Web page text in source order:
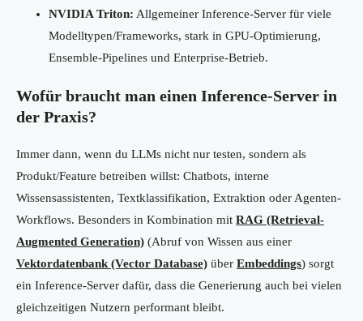
NVIDIA Triton: Allgemeiner Inference-Server für viele
Modelltypen/Frameworks, stark in GPU-Optimierung,
Ensemble-Pipelines und Enterprise-Betrieb.
Wofür braucht man einen Inference-Server in
der Praxis?
Immer dann, wenn du LLMs nicht nur testen, sondern als
Produkt/Feature betreiben willst: Chatbots, interne
Wissensassistenten, Textklassifikation, Extraktion oder Agenten-
Workflows. Besonders in Kombination mit RAG (Retrieval-
Augmented Generation) (Abruf von Wissen aus einer
Vektordatenbank (Vector Database) über Embeddings) sorgt
ein Inference-Server dafür, dass die Generierung auch bei vielen
gleichzeitigen Nutzern performant bleibt.